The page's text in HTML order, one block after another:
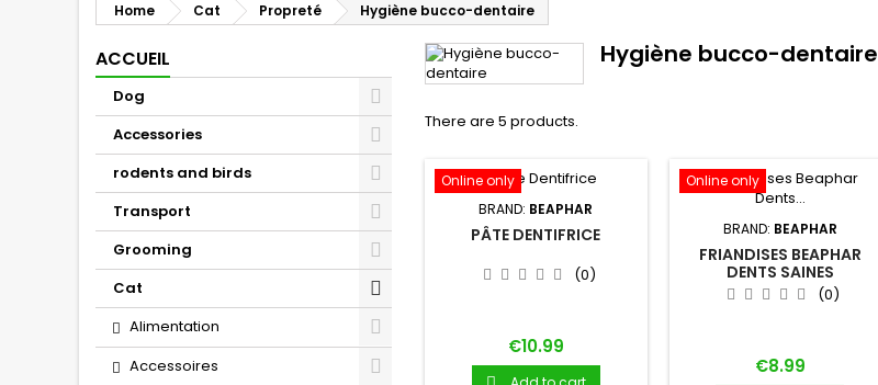
Home Cat Propreté Hygiène bucco-dentaire
ACCUEIL
Dog
Accessories
rodents and birds
Transport
Grooming
Cat
Alimentation
Accessoires
Hygiène bucco-dentaire
There are 5 products.
Online only
BRAND: BEAPHAR
PÂTE DENTIFRICE
(0)
Price
€10.99
Online only
BRAND: BEAPHAR
FRIANDISES BEAPHAR
DENTS SAINES
(0)
Price
€8.99